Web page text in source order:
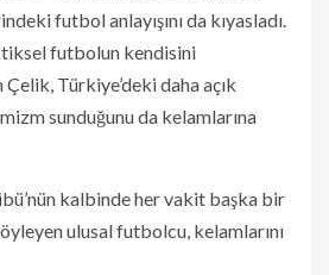
futbol anlayışını da kıyasladı.
futbolun kendisini
Türkiye’deki daha açık
sunduğunu da kelamlarına
kalbinde her vakit başka bir
ulusal futbolcu, kelamlarını